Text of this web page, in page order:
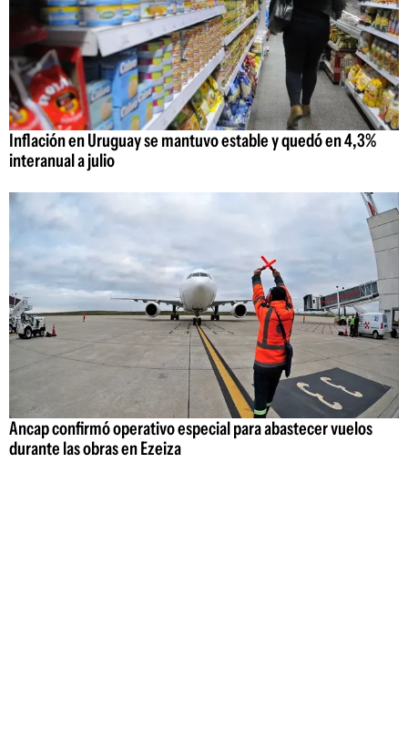
Inflación en Uruguay se mantuvo estable y quedó en 4,3%
interanual a julio
Ancap confirmó operativo especial para abastecer vuelos
durante las obras en Ezeiza